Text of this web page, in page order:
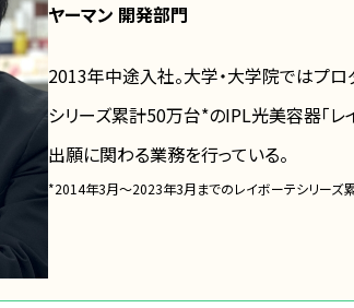
ヤーマン 開発部門
2013年中途入社。大学・大学院ではプロ
シリーズ累計50万台*のIPL光美容器「レ
出願に関わる業務を行っている。
*2014年3月～2023年3月までのレイボーテシリーズ累